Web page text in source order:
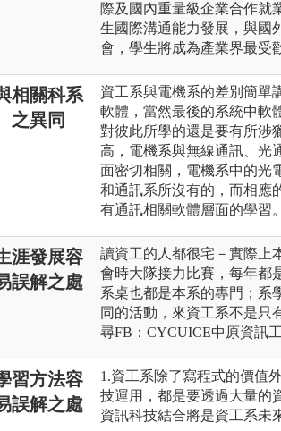
際及國內重量級企業合作就
生國際溝通能力發展，與國
會，學生將成為產業界最受
相關科系
之異同
資工系與電機系的差別簡單
軟體，當然最後的系統中軟
對彼此所學的還是要有所涉
高，電機系與無線通訊、光
面密切相關，電機系中的光
和通訊系所沒有的，而相應
有通訊相關軟體層面的學習。
涯發展容
誤解之處
讀資工的人都很宅－實際上
會時大隊接力比賽，每年都
系桌也都是本系的專門；系
同的活動，來資工系不是只
尋FB：CYCUICE中原資訊
習方法容
誤解之處
1.資工系除了寫程式的價值
技運用，都是要透過大量的
資訊科技結合將是資工系未